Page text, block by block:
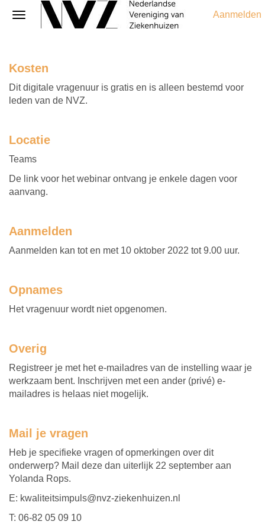
Aanmelden
Kosten
Dit digitale vragenuur is gratis en is alleen bestemd voor
leden van de NVZ.
Locatie
Teams
De link voor het webinar ontvang je enkele dagen voor
aanvang.
Aanmelden
Aanmelden kan tot en met 10 oktober 2022 tot 9.00 uur.
Opnames
Het vragenuur wordt niet opgenomen.
Overig
Registreer je met het e-mailadres van de instelling waar je
werkzaam bent. Inschrijven met een ander (privé) e-
mailadres is helaas niet mogelijk.
Mail je vragen
Heb je specifieke vragen of opmerkingen over dit
onderwerp? Mail deze dan uiterlijk 22 september aan
Yolanda Rops.
E: kwaliteitsimpuls@nvz-ziekenhuizen.nl
T: 06-82 05 09 10